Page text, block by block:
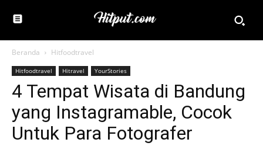
Beranda Hitfoodtravel
Hitfoodtravel Hitravel YourStories
4 Tempat Wisata di Bandung
yang Instagramable, Cocok
Untuk Para Fotografer